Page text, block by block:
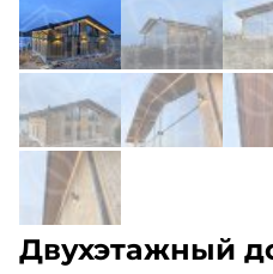
Двухэтажный